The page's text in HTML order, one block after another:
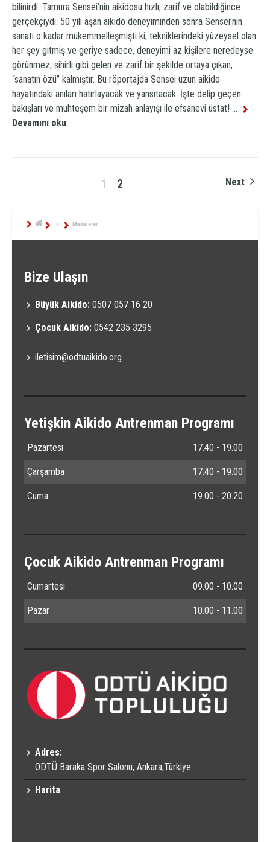
bilinirdi. Tamura Sensei’nin aikidosu hızlı, zarif ve olabildiğince
gerçekçiydi. 50 yılı aşan aikido deneyiminden sonra Sensei’nin
sanatı o kadar mükemmelleşmişti ki, tekniklerindeki yüzeysel olan
her şey gitmiş ve geriye sadece, deneyimi az kişilere neredeyse
görünmez, sihirli gibi gelen ve zarif bir şekilde ortaya çıkan,
“sanatın özü” kalmıştır. Bu röportajda Sensei uzun aikido
hayatındaki anıları hatırlayacak ve yansıtacak. İşte delip geçen
bakışları ve muhteşem bir mizah anlayışı ile efsanevi üstat! ...
Devamını oku
1 2 Next
/ Makaleler
Bize Ulaşın
Büyük Aikido: 0507 057 16 20
Çocuk Aikido: 0542 235 3295
iletisim@odtuaikido.org
Yetişkin Aikido Antrenman Programı
Pazartesi 17.40 - 19.00
Çarşamba 17.40 - 19.00
Cuma 19.00 - 20.20
Çocuk Aikido Antrenman Programı
Cumartesi 09.00 - 10.00
Pazar 10.00 - 11.00
Adres:
ODTÜ Baraka Spor Salonu, Ankara,Türkiye
Harita